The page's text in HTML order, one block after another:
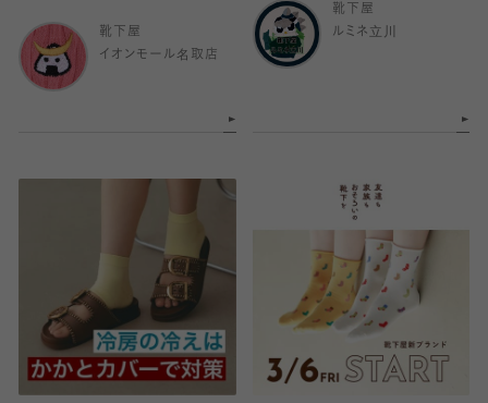
靴下屋
イオンモール名取店
靴下屋
ルミネ立川